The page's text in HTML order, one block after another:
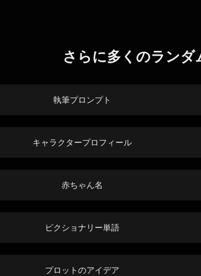
さらに多くのラン
執筆プロンプト
キャラクタープロフィール
赤ちゃん名
ピクショナリー単語
プロットのアイデア